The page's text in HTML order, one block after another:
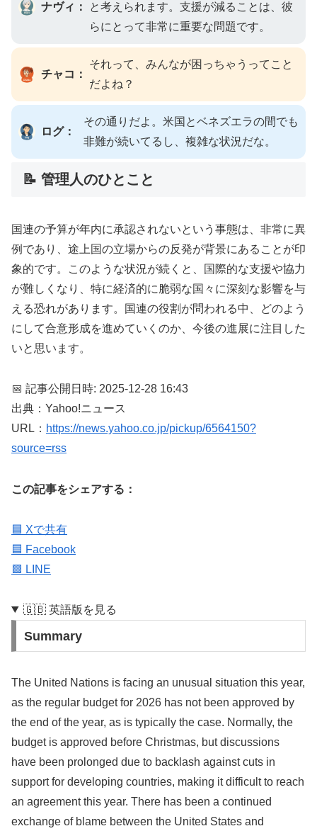
ナヴィ：
と考えられます。支援が減ることは、彼
らにとって非常に重要な問題です。
チャコ：
それって、みんなが困っちゃうってこと
だよね？
ログ：
その通りだよ。米国とベネズエラの間でも
非難が続いてるし、複雑な状況だな。
📝 管理人のひとこと
国連の予算が年内に承認されないという事態は、非常に異
例であり、途上国の立場からの反発が背景にあることが印
象的です。このような状況が続くと、国際的な支援や協力
が難しくなり、特に経済的に脆弱な国々に深刻な影響を与
える恐れがあります。国連の役割が問われる中、どのよう
にして合意形成を進めていくのか、今後の進展に注目した
いと思います。
📅 記事公開日時: 2025-12-28 16:43
出典：Yahoo!ニュース
URL： https://news.yahoo.co.jp/pickup/6564150?
source=rss
この記事をシェアする：
🟦 Xで共有
🟦 Facebook
🟩 LINE
🇬🇧 英語版を見る
Summary
The United Nations is facing an unusual situation this year,
as the regular budget for 2026 has not been approved by
the end of the year, as is typically the case. Normally, the
budget is approved before Christmas, but discussions
have been prolonged due to backlash against cuts in
support for developing countries, making it difficult to reach
an agreement this year. There has been a continued
exchange of blame between the United States and